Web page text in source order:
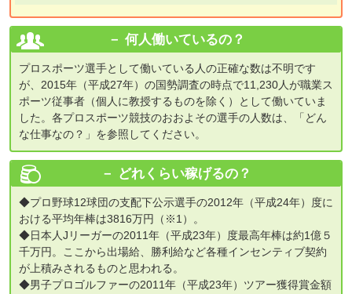
何人働いているの？
プロスポーツ選手として働いている人の正確な数は不明です
が、2015年（平成27年）の国勢調査の時点で11,230人が職業ス
ポーツ従事者（個人に教授するものを除く）として働いていま
した。各プロスポーツ競技のおおよその選手の人数は、「どん
な仕事なの？」を参照してください。
どれくらい稼げるの？
◆プロ野球12球団の支配下公示選手の2012年（平成24年）度に
おける平均年棒は3816万円（※1）。
◆日本人Jリーガーの2011年（平成23年）度最高年棒は約1億５
千万円。ここから出場給、勝利給など各種インセンティブ契約
が上積みされるものと思われる。
◆男子プロゴルファーの2011年（平成23年）ツアー獲得賞金額